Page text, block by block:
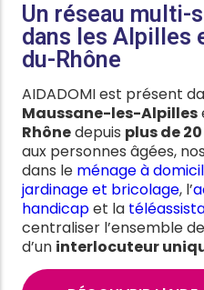
Un réseau multi-
dans les Alpilles
du-Rhône
AIDADOMI est présent
Maussane-les-Alpilles
Rhônedepuis plus de
aux personnes âgées,
dans le ménage à
jardinage et bricolage, l’
handicapet la
centraliser l’ensemble
d’un interlocuteur